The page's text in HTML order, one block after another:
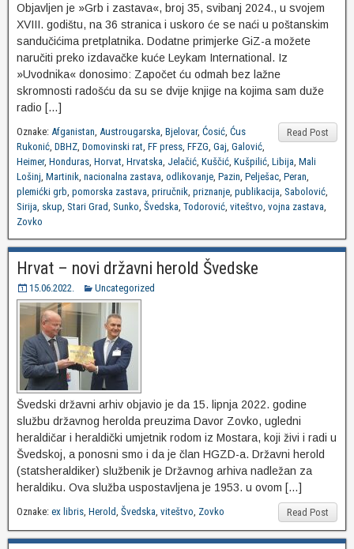
Objavljen je »Grb i zastava«, broj 35, svibanj 2024., u svojem
XVIII. godištu, na 36 stranica i uskoro će se naći u poštanskim
sandučićima pretplatnika. Dodatne primjerke GiZ-a možete
naručiti preko izdavačke kuće Leykam International. Iz
»Uvodnika« donosimo: Započet ću odmah bez lažne
skromnosti radošću da su se dvije knjige na kojima sam duže
radio […]
Read Post
Oznake: Afganistan, Austrougarska, Bjelovar, Ćosić, Ćus
Rukonić, DBHZ, Domovinski rat, FF press, FFZG, Gaj, Galović,
Heimer, Honduras, Horvat, Hrvatska, Jelačić, Kuščić, Kušpilić, Libija, Mali
Lošinj, Martinik, nacionalna zastava, odlikovanje, Pazin, Pelješac, Peran,
plemićki grb, pomorska zastava, priručnik, priznanje, publikacija, Sabolović,
Sirija, skup, Stari Grad, Sunko, Švedska, Todorović, viteštvo, vojna zastava,
Zovko
Hrvat – novi državni herold Švedske
15.06.2022. Uncategorized
Švedski državni arhiv objavio je da 15. lipnja 2022. godine
službu državnog herolda preuzima Davor Zovko, ugledni
heraldičar i heraldički umjetnik rodom iz Mostara, koji živi i radi u
Švedskoj, a ponosni smo i da je član HGZD-a. Državni herold
(statsheraldiker) službenik je Državnog arhiva nadležan za
heraldiku. Ova služba uspostavljena je 1953. u ovom […]
Read Post
Oznake: ex libris, Herold, Švedska, viteštvo, Zovko